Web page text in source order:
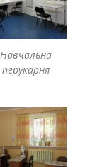
Навчальна
перукарня